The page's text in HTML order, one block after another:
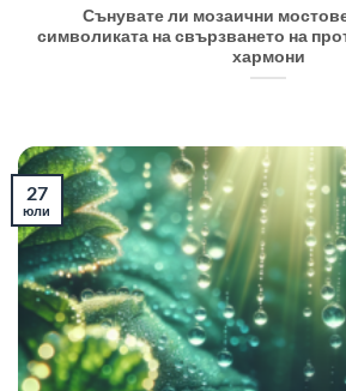
Сънувате ли мозаични
символиката на свързването на
хармони
27
юли